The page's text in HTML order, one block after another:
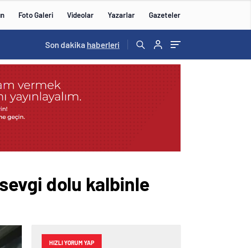
Foto Galeri Videolar Yazarlar Gazeteler
15:20 /
Son dakika haberleri
dolu kalbinle
HIZLI YORUM YAP